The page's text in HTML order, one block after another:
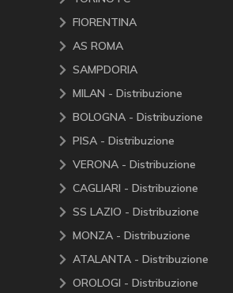
FIORENTINA
AS ROMA
SAMPDORIA
MILAN - Distribuzione
BOLOGNA - Distribuzione
PISA - Distribuzione
VERONA - Distribuzione
CAGLIARI - Distribuzione
SS LAZIO - Distribuzione
MONZA - Distribuzione
ATALANTA - Distribuzione
OROLOGI - Distribuzione